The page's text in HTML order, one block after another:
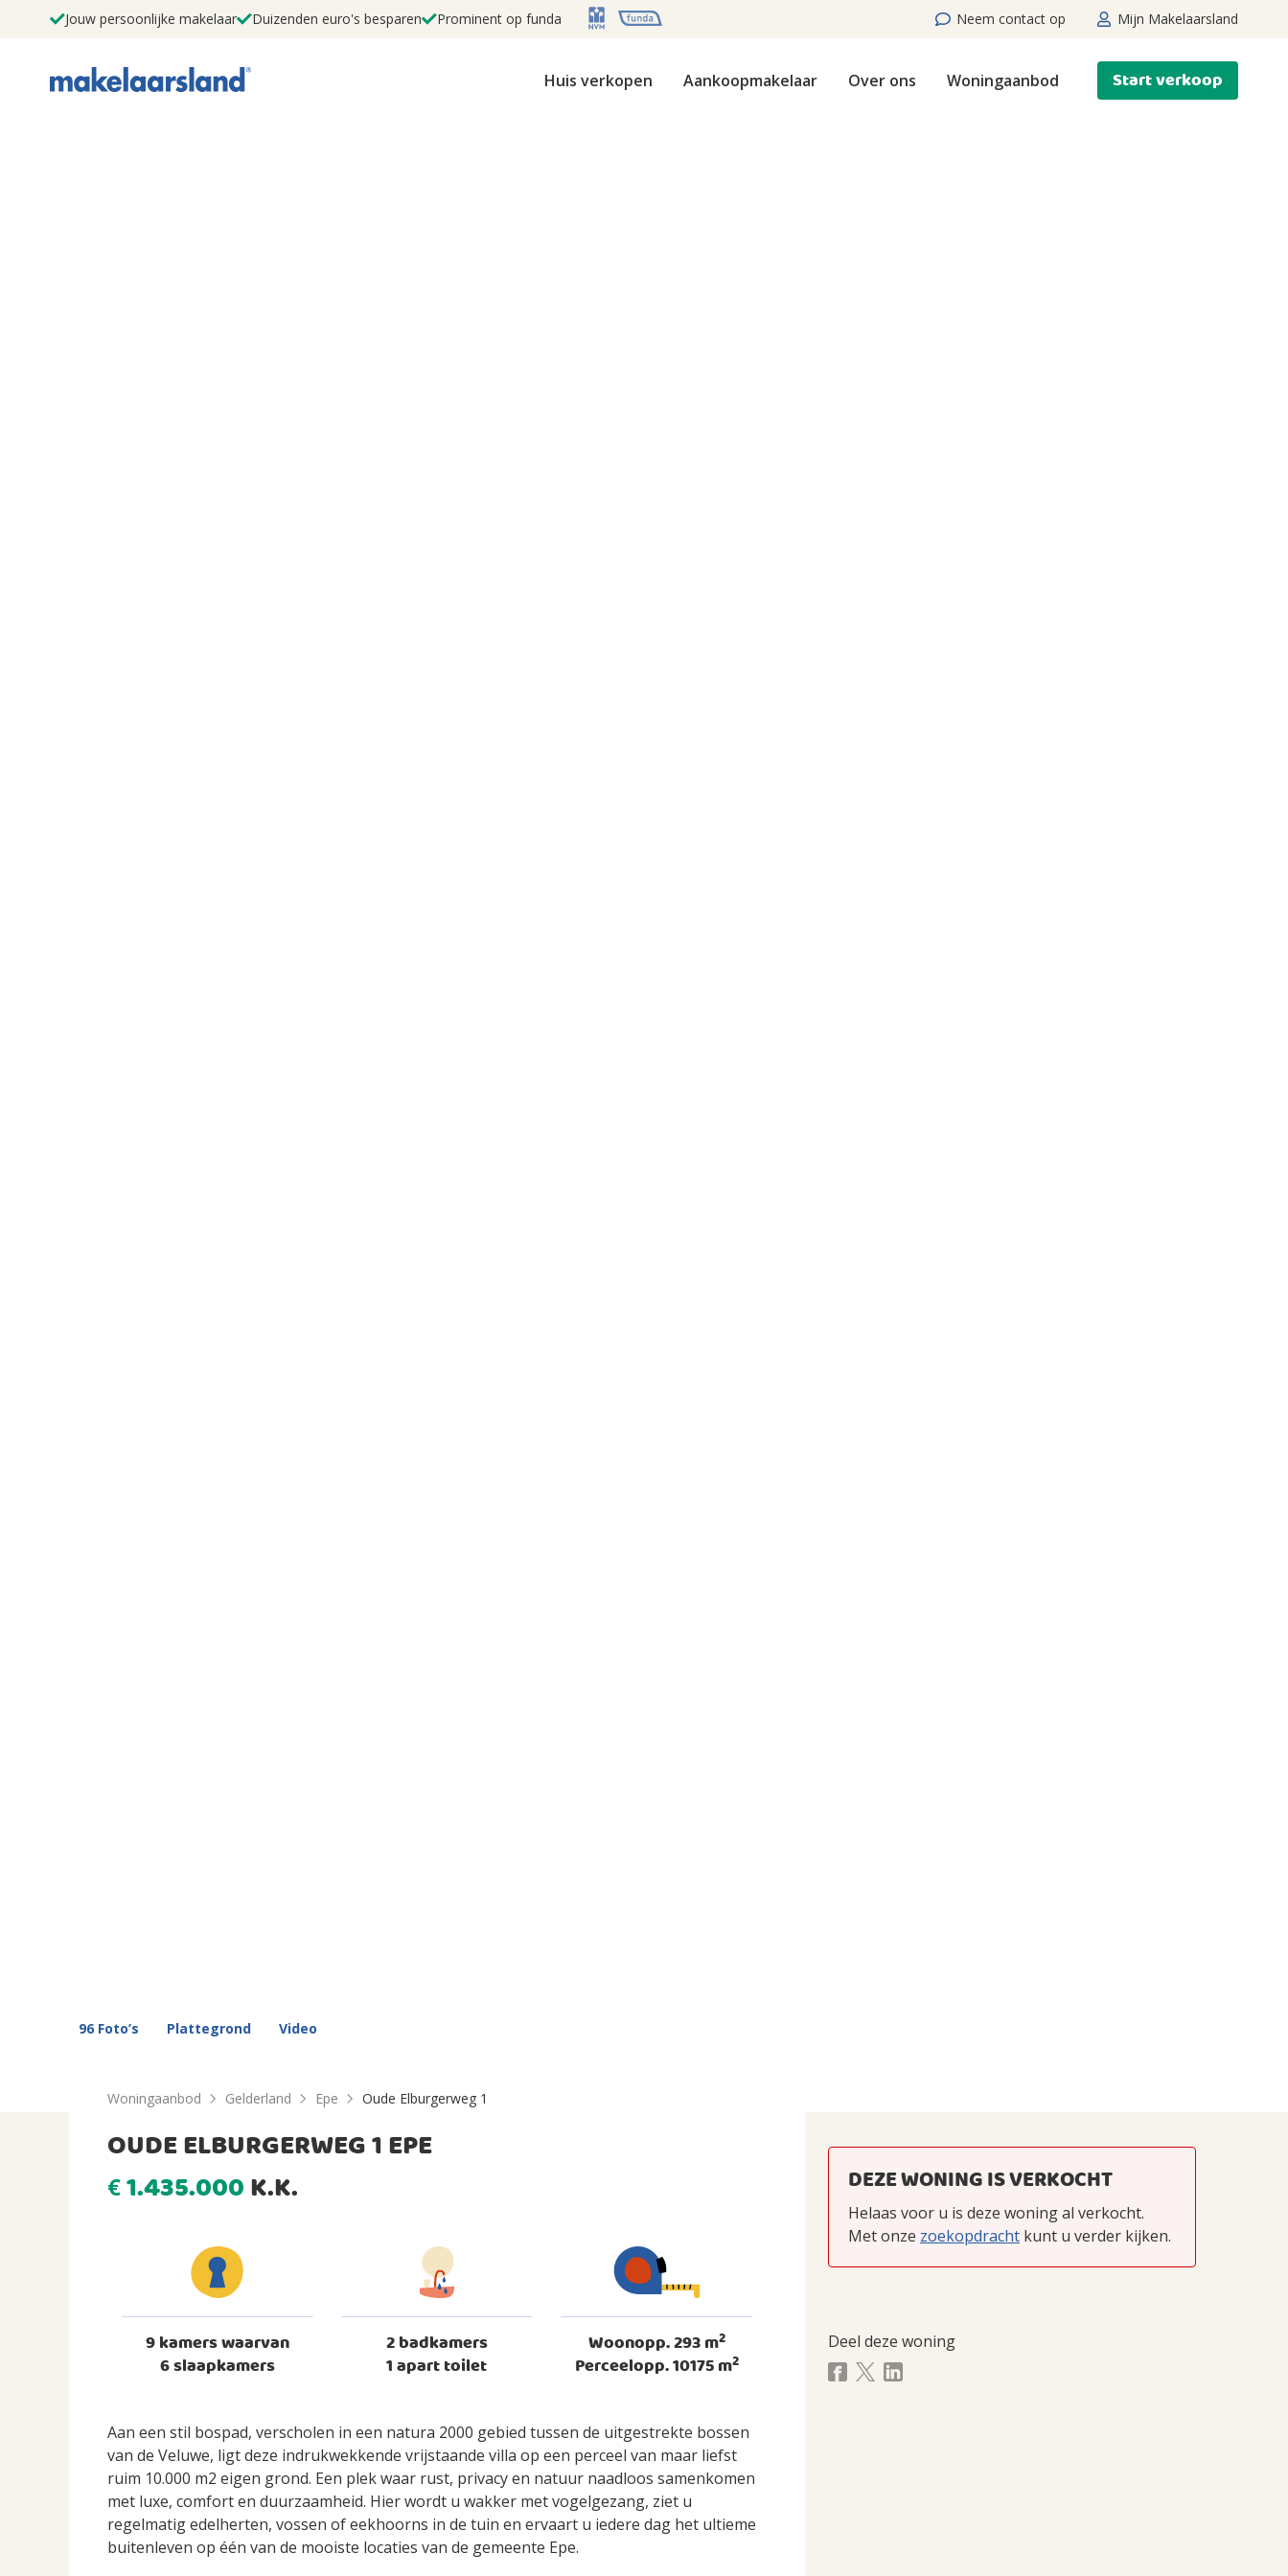
Jouw persoonlijke makelaar Duizenden euro's besparen Prominent op funda Neem contact op Mijn Makelaarsland
Huis verkopen Aankoopmakelaar Over ons Woningaanbod Start verkoop
96 Foto’s Plattegrond Video
Woningaanbod Gelderland Epe Oude Elburgerweg 1
OUDE ELBURGERWEG 1 EPE
€1.435.000K.K.
9 kamers waarvan
6 slaapkamers
2 badkamers
1 apart toilet
Woonopp. 293 m2
Perceelopp. 10175 m2
Aan een stil bospad, verscholen in een natura 2000 gebied tussen de uitgestrekte bossen
van de Veluwe, ligt deze indrukwekkende vrijstaande villa op een perceel van maar liefst
ruim 10.000 m2 eigen grond. Een plek waar rust, privacy en natuur naadloos samenkomen
met luxe, comfort en duurzaamheid. Hier wordt u wakker met vogelgezang, ziet u
regelmatig edelherten, vossen of eekhoorns in de tuin en ervaart u iedere dag het ultieme
buitenleven op één van de mooiste locaties van de gemeente Epe.
DEZE WONING IS VERKOCHT
Helaas voor u is deze woning al verkocht.
Met onze zoekopdracht kunt u verder kijken.
Deel deze woning